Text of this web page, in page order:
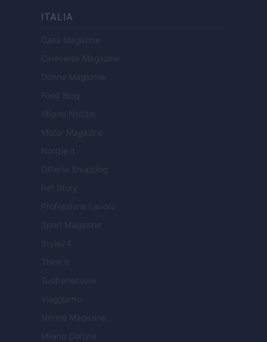
ITALIA
Casa Magazine
Cineverse Magazine
Donne Magazine
Food Blog
Milano Notizie
Motor Magazine
Notizie.it
Offerte Shopping
Pet Story
Professione Lavoro
Sport Magazine
Style24
Think.it
Tuobenessere
Viaggiamo
Nonne Magazine
Milano Cortina